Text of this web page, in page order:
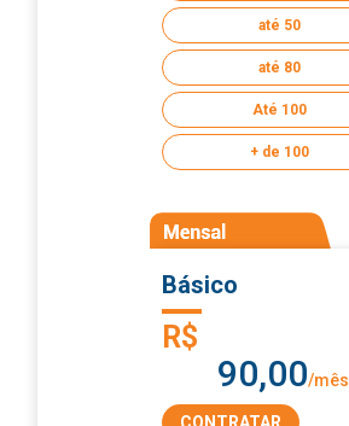
até 50
até 80
Até 100
+ de 100
Básico
R$
90,00/mês
CONTRATAR